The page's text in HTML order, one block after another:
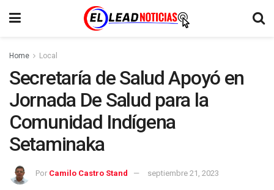
Home Local
Secretaría de Salud Apoyó en
Jornada De Salud para la
Comunidad Indígena
Setaminaka
Por Camilo Castro Stand septiembre 21, 2023